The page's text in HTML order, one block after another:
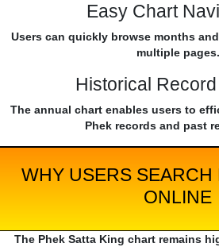
Easy Chart
Users can quickly browse months
multiple pages.
Historical
The annual chart enables users to
Phek records and past
WHY USERS SEARCH
ONLINE
The Phek Satta King chart remains